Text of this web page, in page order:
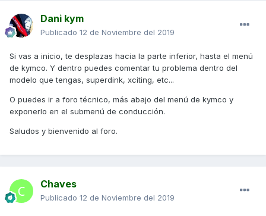
Dani kym
Publicado 12 de Noviembre del 2019
Si vas a inicio, te desplazas hacia la parte inferior, hasta el menú
de kymco. Y dentro puedes comentar tu problema dentro del
modelo que tengas, superdink, xciting, etc...
O puedes ir a foro técnico, más abajo del menú de kymco y
exponerlo en el submenú de conducción.
Saludos y bienvenido al foro.
Chaves
Publicado 12 de Noviembre del 2019